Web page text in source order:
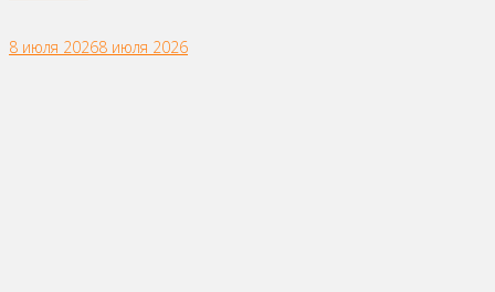
8 июля 20268 июля 2026